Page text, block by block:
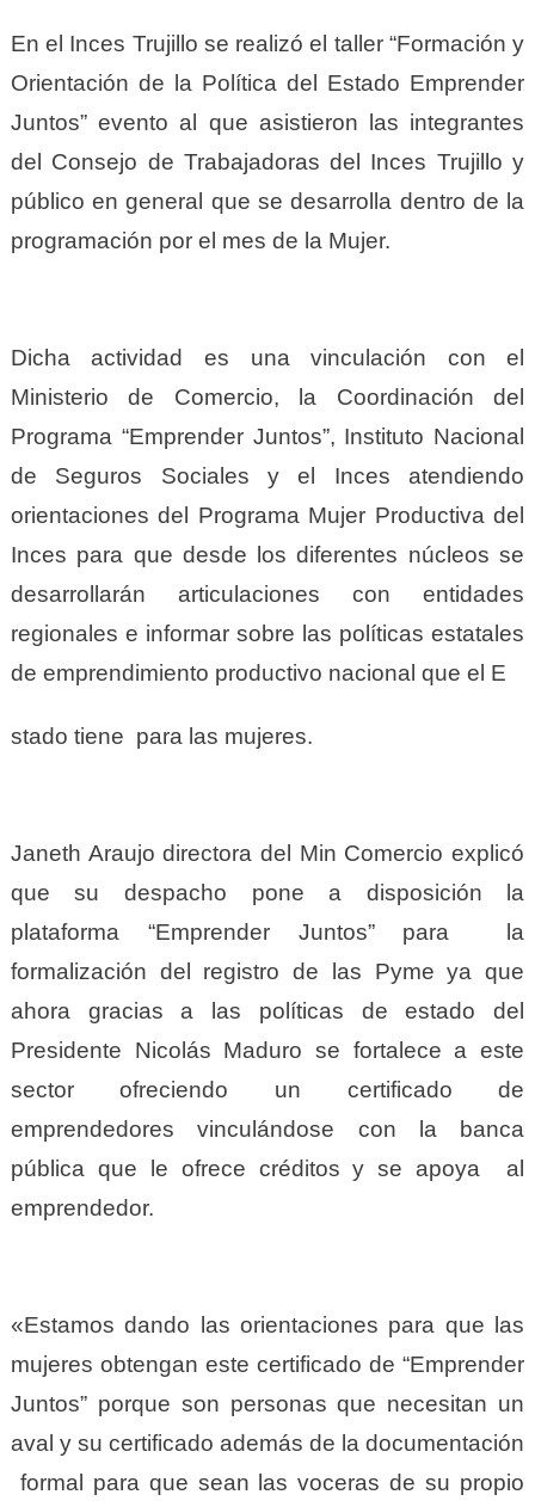
En el Inces Trujillo se realizó el taller “Formación y
Orientación de la Política del Estado Emprender
Juntos” evento al que asistieron las integrantes
del Consejo de Trabajadoras del Inces Trujillo y
público en general que se desarrolla dentro de la
programación por el mes de la Mujer.
Dicha actividad es una vinculación con el
Ministerio de Comercio, la Coordinación del
Programa “Emprender Juntos”, Instituto Nacional
de Seguros Sociales y el Inces atendiendo
orientaciones del Programa Mujer Productiva del
Inces para que desde los diferentes núcleos se
desarrollarán articulaciones con entidades
regionales e informar sobre las políticas estatales
de emprendimiento productivo nacional que el E
stado tiene para las mujeres.
Janeth Araujo directora del Min Comercio explicó
que su despacho pone a disposición la
plataforma “Emprender Juntos” para la
formalización del registro de las Pyme ya que
ahora gracias a las políticas de estado del
Presidente Nicolás Maduro se fortalece a este
sector ofreciendo un certificado de
emprendedores vinculándose con la banca
pública que le ofrece créditos y se apoya al
emprendedor.
«Estamos dando las orientaciones para que las
mujeres obtengan este certificado de “Emprender
Juntos” porque son personas que necesitan un
aval y su certificado además de la documentación
formal para que sean las voceras de su propio